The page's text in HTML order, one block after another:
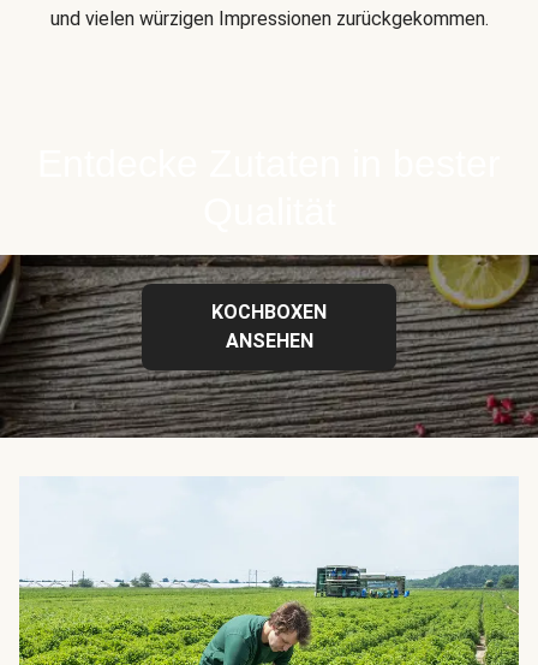
und vielen würzigen Impressionen zurückgekommen.
KOCHBOXEN
ANSEHEN